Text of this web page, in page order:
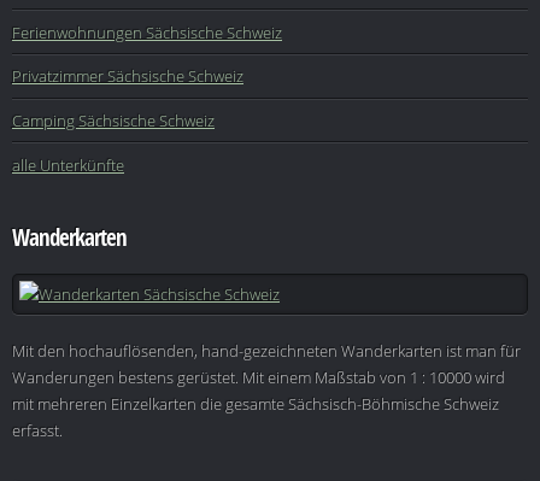
Ferienwohnungen Sächsische Schweiz
Privatzimmer Sächsische Schweiz
Camping Sächsische Schweiz
alle Unterkünfte
Wanderkarten
Mit den hochauflösenden, hand-gezeichneten Wanderkarten ist man für
Wanderungen bestens gerüstet. Mit einem Maßstab von 1 : 10000 wird
mit mehreren Einzelkarten die gesamte Sächsisch-Böhmische Schweiz
erfasst.